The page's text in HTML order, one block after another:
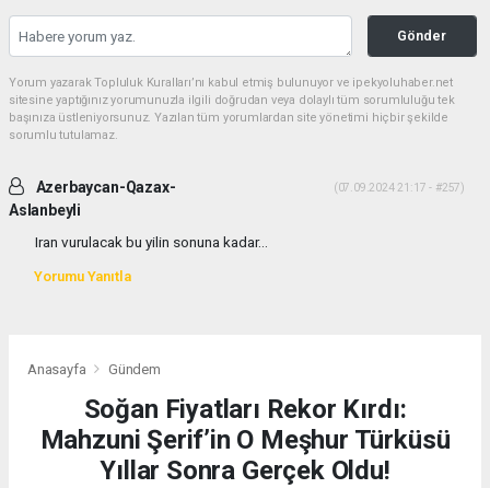
Gönder
Yorum yazarak Topluluk Kuralları’nı kabul etmiş bulunuyor ve ipekyoluhaber.net
sitesine yaptığınız yorumunuzla ilgili doğrudan veya dolaylı tüm sorumluluğu tek
başınıza üstleniyorsunuz. Yazılan tüm yorumlardan site yönetimi hiçbir şekilde
sorumlu tutulamaz.
Azerbaycan-Qazax-
Aslanbeyli
(07.09.2024 21:17 - #257)
Iran vurulacak bu yilin sonuna kadar...
Yorumu Yanıtla
Anasayfa Gündem
Soğan Fiyatları Rekor Kırdı:
Mahzuni Şerif’in O Meşhur Türküsü
Yıllar Sonra Gerçek Oldu!